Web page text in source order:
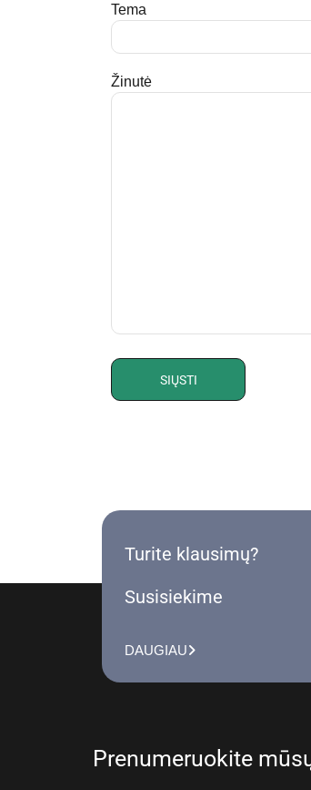
Tema
Žinutė
Turite klausimų?
Susisiekime
DAUGIAU
Prenumeruokite